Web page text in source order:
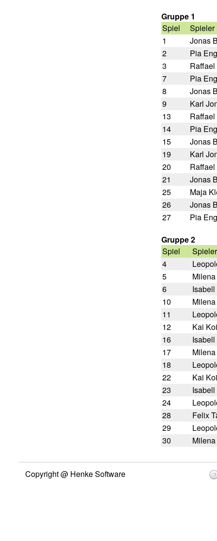
Gruppe 1
Spiel
Spieler
1
Jonas
2
Pia
3
7
Pia
8
Jonas
9
Karl
13
14
Pia
15
Jonas
19
Karl
20
21
Jonas
25
Maja
26
Jonas
27
Pia
Gruppe 2
Spiel
4
5
6
10
11
12
Kai
16
17
18
22
Kai
23
24
28
Felix
29
30
Copyright @ Henke Software